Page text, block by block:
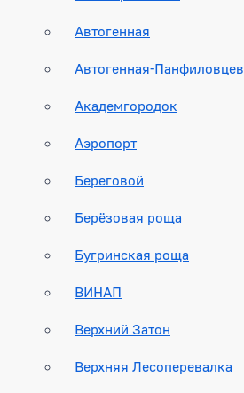
Автогенная
Автогенная-Панфиловцев
Академгородок
Аэропорт
Береговой
Берёзовая роща
Бугринская роща
ВИНАП
Верхний Затон
Верхняя Лесоперевалка